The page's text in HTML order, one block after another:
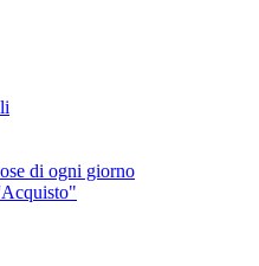
di ogni giorno